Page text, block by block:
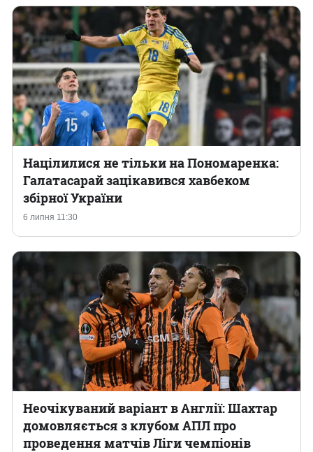
6 липня 11:30
Націлилися не тільки на Пономаренка:
Галатасарай зацікавився хавбеком
збірної України
Неочікуваний варіант в Англії: Шахтар
домовляється з клубом АПЛ про
проведення матчів Ліги чемпіонів